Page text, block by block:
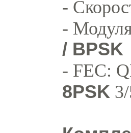
-
-
/ BPSK
- FEC:
8PSK